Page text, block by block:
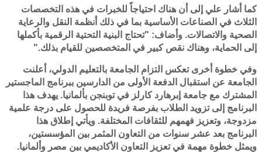
كما أشار علي إلى أن هناك احتياجاً للخبرات في هذه التخصصات
الثلاث في الصناعات الأساسية بما في ذلك أنظمة النقل والرعاية
الصحية والاتصالات. وأضاف: "تحتاج البنية التحتية الرقمية بأكملها
إلى الحماية، وهناك نقص كبير في المتخصصين للقيام بذلك."
وفي خطوة أخرى تعكس التزام الجامعة بالتعليم الدولي، أعلنت
الجامعة عن استقبال الدفعة الأولى من الدارسين ببرنامج الماجستير
المشترك مع جامعة إبرهارد كارلز في توبنجن بألمانيا. يهدف هذا
البرنامج إلى تزويد الطلاب بفرصة فريدة للحصول على درجة علمية
مزدوجة، وتعزيز فهمهم للثقافات المختلفة. ويأتي إطلاق هذا
البرنامج بعد عشر سنوات من التعاون المثمر بين المؤسستين،
ويمثل خطوة مهمة في تعزيز التعاون الأكاديمي بين مصر وألمانيا.